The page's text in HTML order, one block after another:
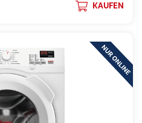
KAUFEN